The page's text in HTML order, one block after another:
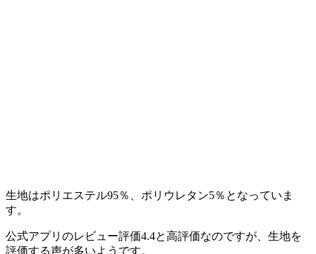
生地はポリエステル95％、ポリウレタン5％となっていま
す。
公式アプリのレビュー評価4.4と高評価なのですが、生地を
評価する声が多いようです。